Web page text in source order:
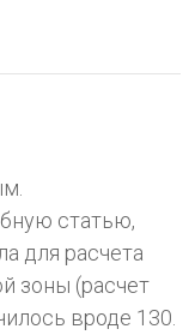
статью,
для расчета
зоны (расчет
вроде 130.